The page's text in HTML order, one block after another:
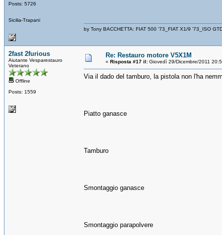
Posts: 5726
Sicilia-Trapani
by Tony BACCHETTA: FIAT 500 '73_FIAT X1/9 '73_ISO
2fast 2furious
Aiutante Vesparestauro
Veterano
Offline
Posts: 1559
Re: Restauro motore V5X1M
« Risposta #17 il: Giovedì 29/Dicembre/2011
Via il dado del tamburo, la pistola non l'ha
Piatto ganasce
Tamburo
Smontaggio ganasce
Smontaggio parapolvere